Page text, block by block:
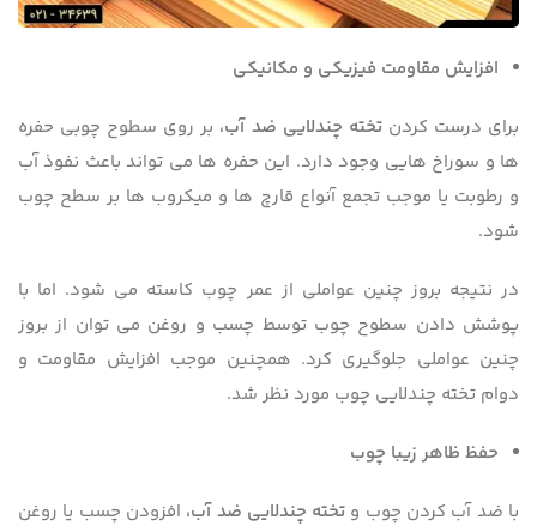
افزایش مقاومت فیزیکی و مکانیکی
برای درست کردنتخته چندلایی ضد آب، بر روی سطوح چوبی حفره
ها و سوراخ هایی وجود دارد. این حفره ها می تواند باعث نفوذ آب
و رطوبت یا موجب تجمع آنواع قارچ ها و میکروب ها بر سطح چوب
شود.
در نتیجه بروز چنین عواملی از عمر چوب کاسته می شود. اما با
پوشش دادن سطوح چوب توسط چسب و روغن می توان از بروز
چنین عواملی جلوگیری کرد. همچنین موجب افزایش مقاومت و
دوام تخته چندلایی چوب مورد نظر شد.
حفظ ظاهر زیبا چوب
با ضد آب کردن چوب و تخته چندلایی ضد آب، افزودن چسب یا روغن